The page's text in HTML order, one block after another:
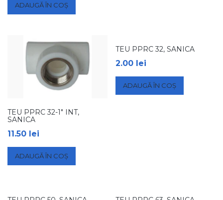
ADAUGĂ ÎN COȘ
TEU PPRC 32-1″ INT,
SANICA
11.50 lei
ADAUGĂ ÎN COȘ
TEU PPRC 32, SANICA
2.00 lei
ADAUGĂ ÎN COȘ